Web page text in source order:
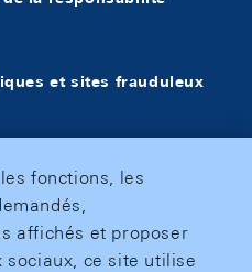
et sites frauduleux
fonctions, les
affichés et proposer
sociaux, ce site utilise